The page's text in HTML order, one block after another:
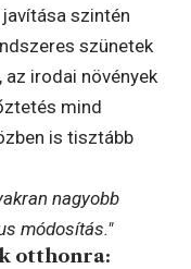
szintén
szünetek
irodai növények
mind
is tisztább
nagyobb
módosítás."
otthonra: